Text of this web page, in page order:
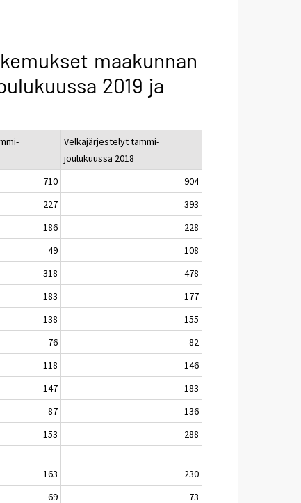
maakunnan
2019 ja
Velkajärjestelyt tammi-
joulukuussa 2018
710
904
227
393
186
228
49
108
318
478
183
177
138
155
76
82
118
146
147
183
87
136
153
288
163
230
69
73